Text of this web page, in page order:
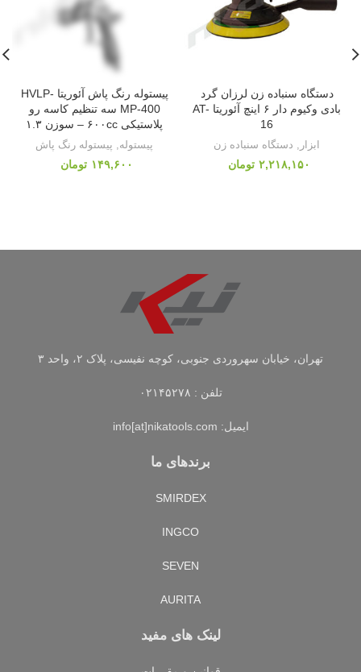
دستگاه سنباده زن لرزان گرد
بادی وکیوم دار ۶ اینچ آئوریتا AT-
16
ابزار , دستگاه سنباده زن
تومان
پیستوله رنگ پاش آئوریتا HVLP-
MP-400 سه تنظیم کاسه رو
پلاستیکی ۶۰۰cc – سوزن ۱.۳
پیستوله, پیستوله رنگ پاش
تومان
تهران، خیابان سهروردی جنوبی، کوچه نفیسی، پلاک ۲، واحد ۳
تلفن : ۰۲۱۴۵۲۷۸
ایمیل: info[at]nikatools.com
برندهای ما
SMIRDEX
INGCO
SEVEN
AURITA
لینک های مفید